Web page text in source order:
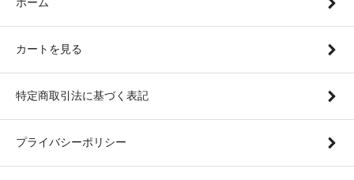
カートを見る
特定商取引法に基づく表記
プライバシーポリシー